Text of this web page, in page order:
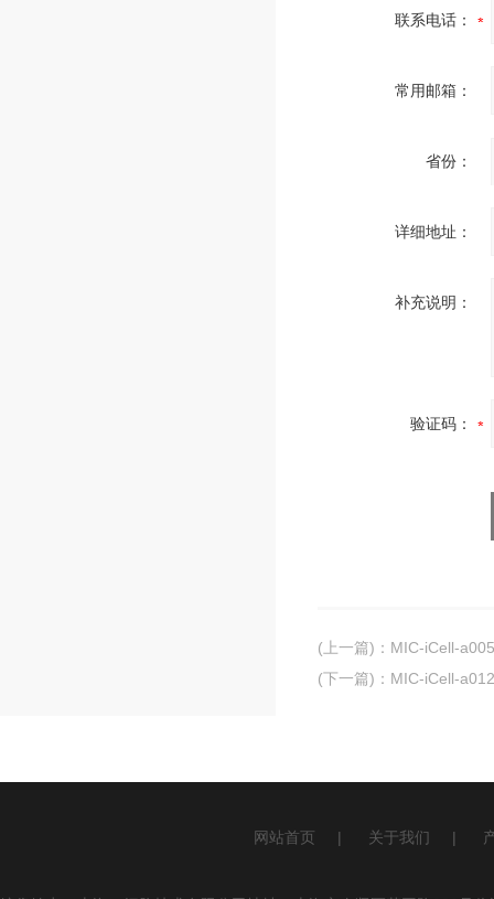
联系电话：
常用邮箱：
省份：
详细地址：
补充说明：
验证码：
(上一篇) ： MIC-iCell-
(下一篇) ： MIC-iCell-
网站首页 | 关于我们 |